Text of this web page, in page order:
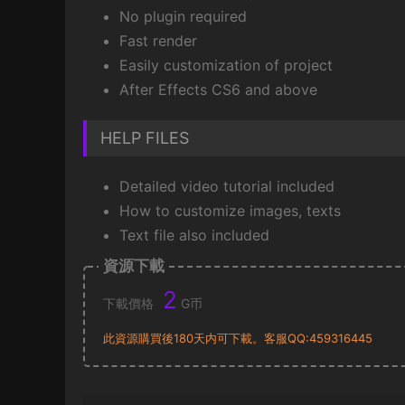
No plugin required
Fast render
Easily customization of project
After Effects CS6 and above
HELP FILES
Detailed video tutorial included
How to customize images, texts
Text file also included
資源下載
下載價格 2 G币
此資源購買後180天内可下載。客服QQ:459316445